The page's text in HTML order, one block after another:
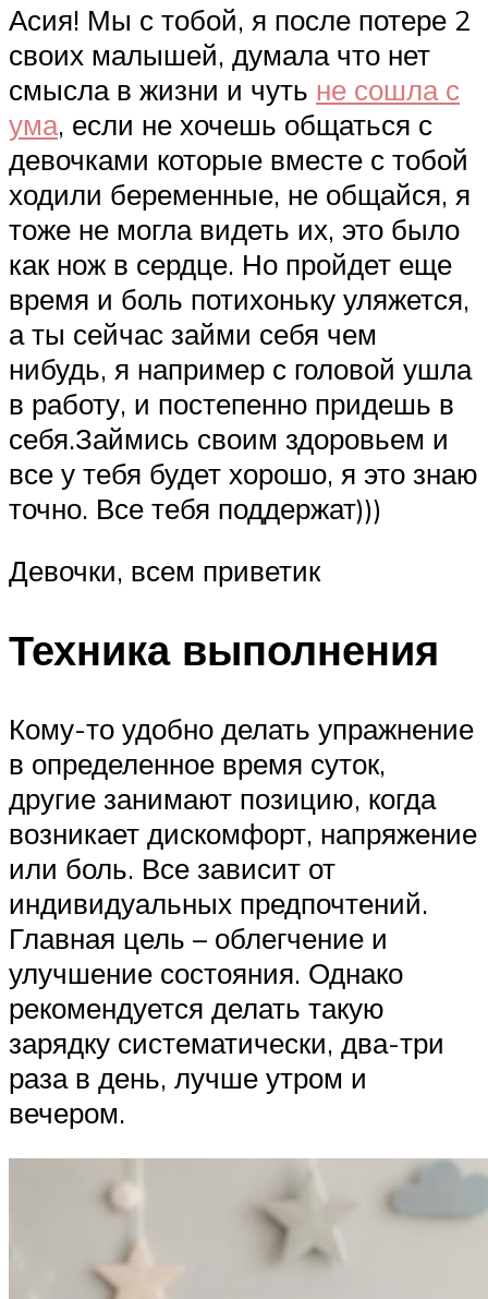
Асия! Мы с тобой, я после потере 2
своих малышей, думала что нет
смысла в жизни и чуть не сошла с
ума, если не хочешь общаться с
девочками которые вместе с тобой
ходили беременные, не общайся, я
тоже не могла видеть их, это было
как нож в сердце. Но пройдет еще
время и боль потихоньку уляжется,
а ты сейчас займи себя чем
нибудь, я например с головой ушла
в работу, и постепенно придешь в
себя.Займись своим здоровьем и
все у тебя будет хорошо, я это знаю
точно. Все тебя поддержат)))
Девочки, всем приветик
Техника выполнения
Кому-то удобно делать упражнение
в определенное время суток,
другие занимают позицию, когда
возникает дискомфорт, напряжение
или боль. Все зависит от
индивидуальных предпочтений.
Главная цель – облегчение и
улучшение состояния. Однако
рекомендуется делать такую
зарядку систематически, два-три
раза в день, лучше утром и
вечером.